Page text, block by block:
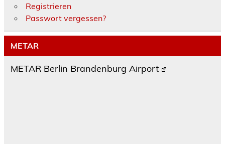
Registrieren
Passwort vergessen?
METAR
METAR Berlin Brandenburg Airport